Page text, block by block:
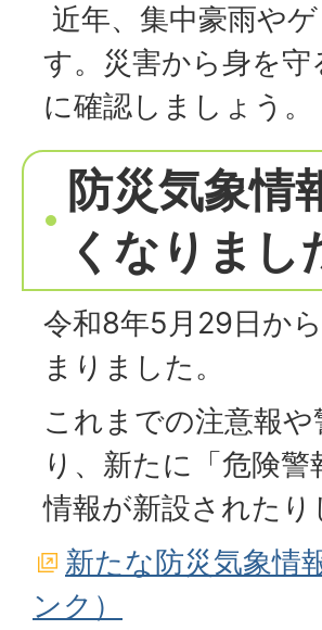
近年、集中豪雨や
す。災害から身を
に確認しましょう。
防災気象情
くなりまし
令和8年5月29日か
まりました。
これまでの注意報
り、新たに「危険
情報が新設されたり
新たな防災気象情
ンク）